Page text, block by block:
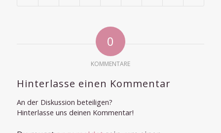
0
KOMMENTARE
Hinterlasse einen Kommentar
An der Diskussion beteiligen?
Hinterlasse uns deinen Kommentar!